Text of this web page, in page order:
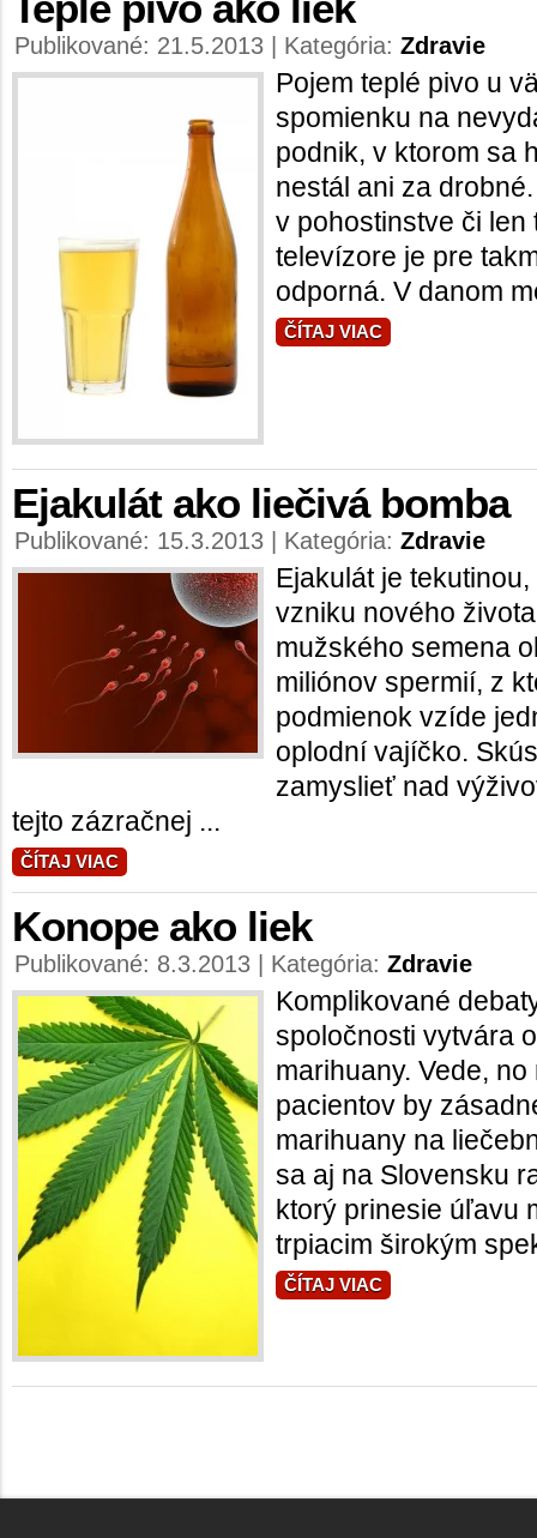
Publikované: 21.5.2013 | Kategória: Zdravie
Pojem teplé pivo u
spomienku na
podnik, v ktorom sa
nestál ani za
v pohostinstve či len
televízore je pre
odporná. V danom
ČÍTAJ VIAC
Ejakulát ako liečivá bomba
Publikované: 15.3.2013 | Kategória: Zdravie
Ejakulát je
vzniku nového
mužského semena
miliónov spermií, z
podmienok vzíde
oplodní vajíčko.
zamyslieť nad
tejto zázračnej ...
ČÍTAJ VIAC
Konope ako liek
Publikované: 8.3.2013 | Kategória: Zdravie
Komplikované
spoločnosti vytvára
marihuany. Vede,
pacientov by
marihuany na
sa aj na Slovensku
ktorý prinesie úľavu
trpiacim širokým
ČÍTAJ VIAC